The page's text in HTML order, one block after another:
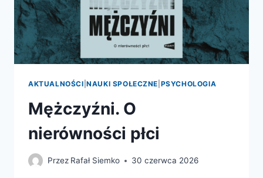
AKTUALNOŚCI |NAUKI SPOŁECZNE PSYCHOLOGIA
Mężczyźni. O
nierówności płci
Przez Rafał Siemko 30 czerwca 2026